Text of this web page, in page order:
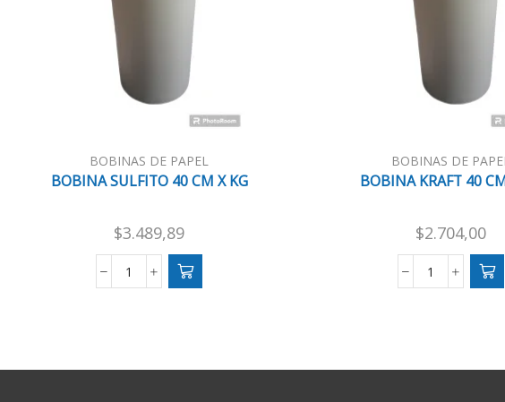
BOBINAS DE PAPEL
BOBINA SULFITO 40 CM X KG
$3.489,89
BOBINA
KG
BOBINAS DE PAPEL
BOBINA KRAFT 40
$2.704,00
BOBINA
KG